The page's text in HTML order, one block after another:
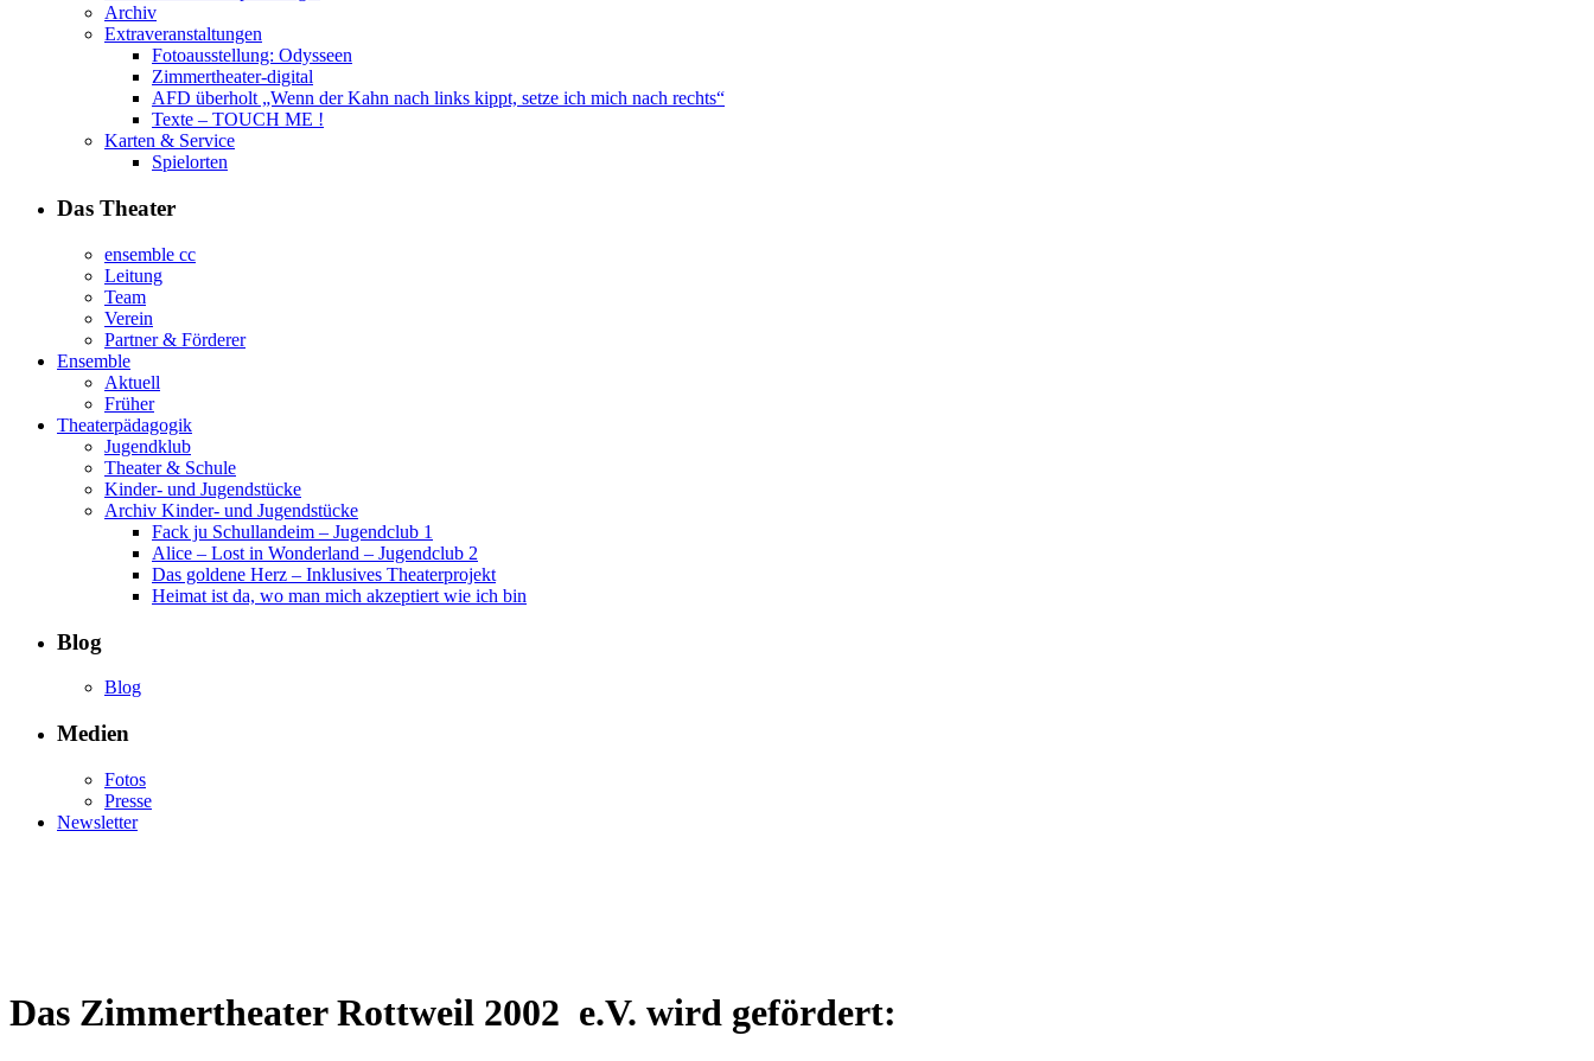
Archiv
Extraveranstaltungen
Fotoausstellung: Odysseen
Zimmertheater-digital
AFD überholt „Wenn der Kahn nach links kippt, setze ich mich nach rechts“
Texte – TOUCH ME !
Karten & Service
Spielorten
Das Theater
ensemble cc
Leitung
Team
Verein
Partner & Förderer
Ensemble
Aktuell
Früher
Theaterpädagogik
Jugendklub
Theater & Schule
Kinder- und Jugendstücke
Archiv Kinder- und Jugendstücke
Fack ju Schullandeim – Jugendclub 1
Alice – Lost in Wonderland – Jugendclub 2
Das goldene Herz – Inklusives Theaterprojekt
Heimat ist da, wo man mich akzeptiert wie ich bin
Blog
Blog
Medien
Fotos
Presse
Newsletter
Das Zimmertheater Rottweil 2002 e.V. wird gefördert: